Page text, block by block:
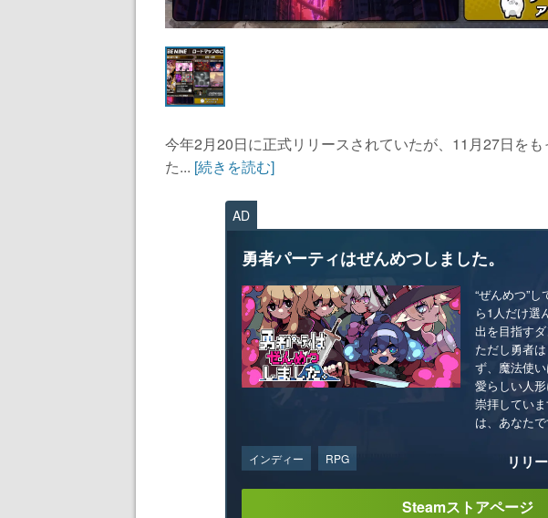
今年2月20日に正式リリースされていたが、11月27日を
た... [続きを読む]
AD
勇者パーティはぜんめつしました。
“ぜんめつ”
ら1人だけ選
出を目指すダ
ただし勇者
ず、魔法使
愛らしい人
崇拝してい
は、あなたで
インディー RPG リリ
Steamストアページ